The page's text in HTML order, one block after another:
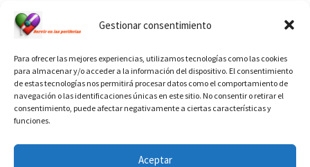
Gestionar consentimiento
Para ofrecer las mejores experiencias, utilizamos tecnologías como las cookies
para almacenar y/o acceder a la información del dispositivo. El consentimiento
de estas tecnologías nos permitirá procesar datos como el comportamiento de
navegación o las identificaciones únicas en este sitio. No consentir o retirar el
consentimiento, puede afectar negativamente a ciertas características y
funciones.
Aceptar